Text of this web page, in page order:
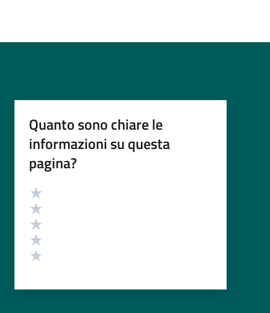
Quanto sono chiare le
informazioni su questa
pagina?
Valutazione